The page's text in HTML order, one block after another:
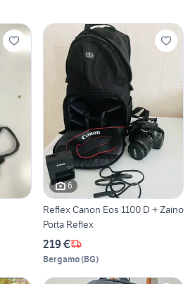
6
Reflex Canon Eos 1100 D + Zaino
Porta Reflex
219 €
Bergamo(BG)